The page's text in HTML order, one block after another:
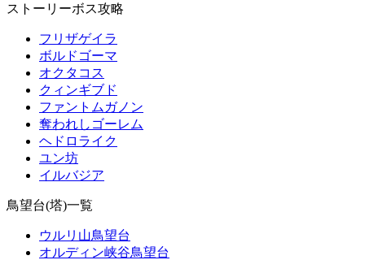
ストーリーボス攻略
フリザゲイラ
ボルドゴーマ
オクタコス
クィンギブド
ファントムガノン
奪われしゴーレム
ヘドロライク
ユン坊
イルバジア
鳥望台(塔)一覧
ウルリ山鳥望台
オルディン峡谷鳥望台